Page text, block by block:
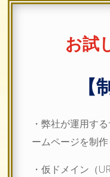
お試
【
・弊社が運用す
ームページを制
・仮ドメイン（